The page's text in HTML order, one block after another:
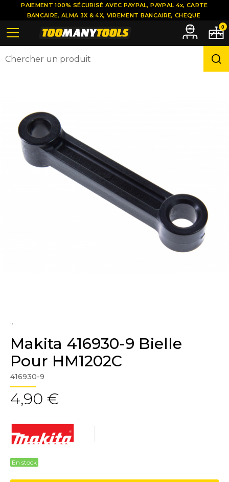
..
Makita 416930-9 Bielle
Pour HM1202C
416930-9
4,90 €
En stock
PAIEMENT 100% SÉCURISÉ AVEC PAYPAL, PAYPAL 4x, CARTE
BANCAIRE, ALMA 3X & 4X, VIREMENT BANCAIRE, CHEQUE
0